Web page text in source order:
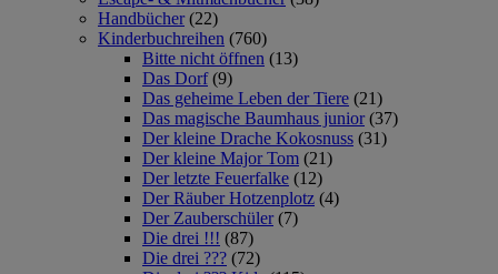
Handbücher (22)
Kinderbuchreihen (760)
Bitte nicht öffnen (13)
Das Dorf (9)
Das geheime Leben der Tiere (21)
Das magische Baumhaus junior (37)
Der kleine Drache Kokosnuss (31)
Der kleine Major Tom (21)
Der letzte Feuerfalke (12)
Der Räuber Hotzenplotz (4)
Der Zauberschüler (7)
Die drei !!! (87)
Die drei ??? (72)